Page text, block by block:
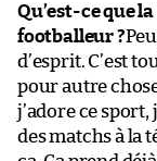
Qu’est-ce que
footballeur ?
d’esprit. C’est
pour autre
j’adore ce
des matchs à la